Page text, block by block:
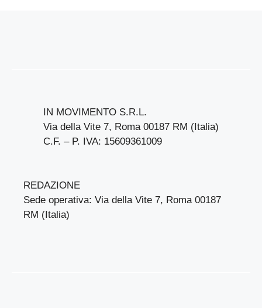
IN MOVIMENTO S.R.L.
Via della Vite 7, Roma 00187 RM (Italia)
C.F. – P. IVA: 15609361009
REDAZIONE
Sede operativa: Via della Vite 7, Roma 00187
RM (Italia)